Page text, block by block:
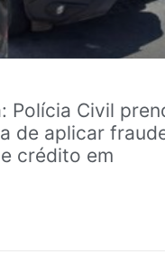
Polícia Civil
de aplicar
crédito em